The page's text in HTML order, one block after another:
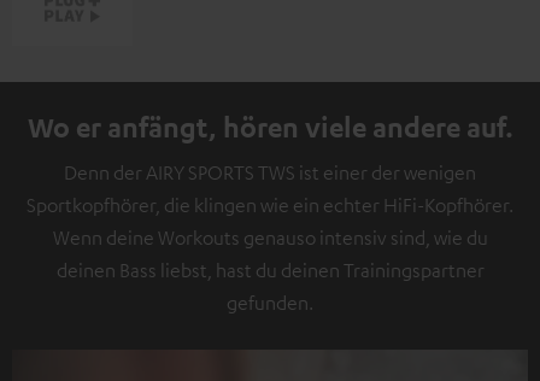
Wo er anfängt, hören viele andere auf.
Denn der AIRY SPORTS TWS ist einer der wenigen
Sportkopfhörer, die klingen wie ein echter HiFi-Kopfhörer.
Wenn deine Workouts genauso intensiv sind, wie du
deinen Bass liebst, hast du deinen Trainingspartner
gefunden.